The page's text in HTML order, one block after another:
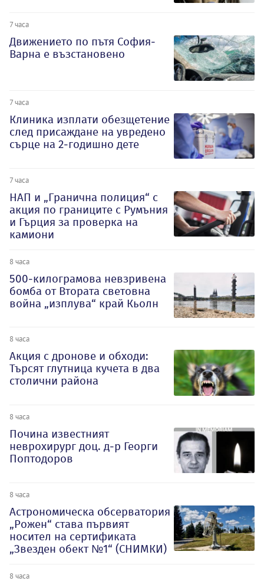
7 часа
Движението по пътя София-
Варна е възстановено
7 часа
Клиника изплати обезщетение
след присаждане на увредено
сърце на 2-годишно дете
7 часа
НАП и „Гранична полиция“ с
акция по границите с Румъния
и Гърция за проверка на
камиони
8 часа
500-килограмова невзривена
бомба от Втората световна
война „изплува“ край Кьолн
8 часа
Акция с дронове и обходи:
Търсят глутница кучета в два
столични района
8 часа
Почина известният
неврохирург доц. д-р Георги
Поптодоров
8 часа
Астрономическа обсерватория
„Рожен“ става първият
носител на сертификата
„Звезден обект №1“ (СНИМКИ)
8 часа